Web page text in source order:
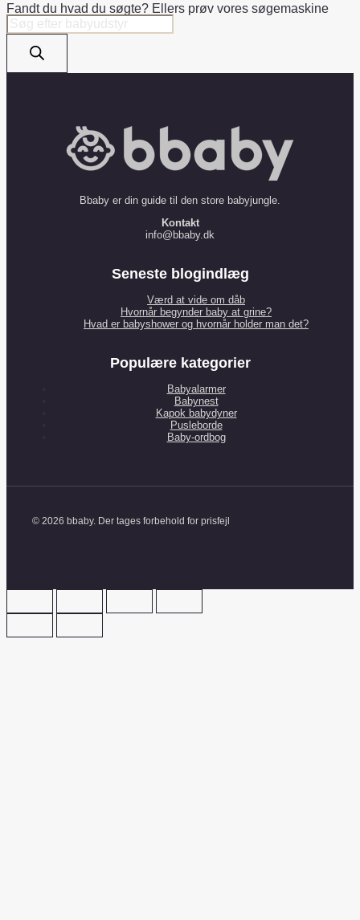
Fandt du hvad du søgte? Ellers prøv vores søgemaskine
Products
search
Bbaby er din guide til den store babyjungle.
Kontakt
info@bbaby.dk
Seneste blogindlæg
Værd at vide om dåb
Hvornår begynder baby at grine?
Hvad er babyshower og hvornår holder man det?
Populære kategorier
Babyalarmer
Babynest
Kapok babydyner
Pusleborde
Baby-ordbog
© 2026 bbaby. Der tages forbehold for prisfejl